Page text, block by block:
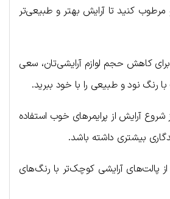
کنید تا آرایش بهتر و طبیعی‌تر
برای کاهش حجم لوازم آرایشی‌تان، سعی
رنگ نود و طبیعی را با خود ببرید.
شروع آرایش از پرایمرهای خوب استفاده
بیشتری داشته باشد.
از پالت‌های آرایشی کوچک‌تر با رنگ‌های